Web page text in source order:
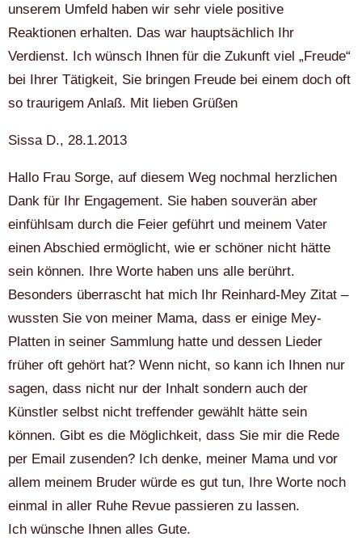
unserem Umfeld haben wir sehr viele positive
Reaktionen erhalten. Das war hauptsächlich Ihr
Verdienst. Ich wünsch Ihnen für die Zukunft viel „Freude“
bei Ihrer Tätigkeit, Sie bringen Freude bei einem doch oft
so traurigem Anlaß. Mit lieben Grüßen
Sissa D., 28.1.2013
Hallo Frau Sorge, auf diesem Weg nochmal herzlichen
Dank für Ihr Engagement. Sie haben souverän aber
einfühlsam durch die Feier geführt und meinem Vater
einen Abschied ermöglicht, wie er schöner nicht hätte
sein können. Ihre Worte haben uns alle berührt.
Besonders überrascht hat mich Ihr Reinhard-Mey Zitat –
wussten Sie von meiner Mama, dass er einige Mey-
Platten in seiner Sammlung hatte und dessen Lieder
früher oft gehört hat? Wenn nicht, so kann ich Ihnen nur
sagen, dass nicht nur der Inhalt sondern auch der
Künstler selbst nicht treffender gewählt hätte sein
können. Gibt es die Möglichkeit, dass Sie mir die Rede
per Email zusenden? Ich denke, meiner Mama und vor
allem meinem Bruder würde es gut tun, Ihre Worte noch
einmal in aller Ruhe Revue passieren zu lassen.
Ich wünsche Ihnen alles Gute.